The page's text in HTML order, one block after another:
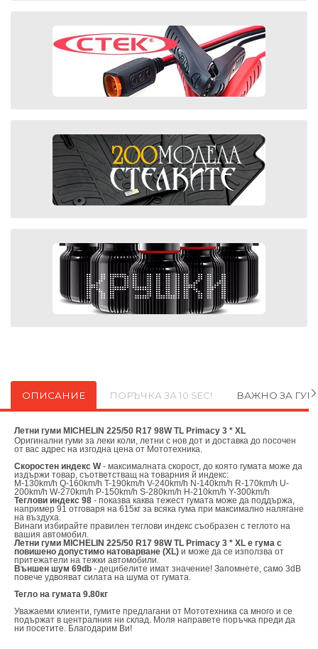
ОПИСАНИЕ ПОРЪЧКА ЗА 10 SEC! ВАЖНО ЗА
Летни гуми MICHELIN 225/50 R17 98W TL Primacy 3 * XL
Оригинални гуми за леки коли, летни с нов дот и доставка до посочен
от вас адрес на изгодна цена от Мототехника.
Скоростен индекс W- максималната скорост, до която гумата може да
издържи товар, съответстващ на товарния й индекс:
M-130km/h Q-160km/h T-190km/h V-240km/h N-140km/h R-170km/h U-
200km/h W-270km/h P-150km/h S-280km/h H-210km/h Y-300km/h
Теглови индекс 98 - показва каква тежест гумата може да поддържа,
например 91 отговаря на 615кг за всяка гума при максимално налягане
на въздуха.
Винаги избирайте правилен теглови индекс съобразен с теглото на
вашия автомобил.
Летни гуми MICHELIN 225/50 R17 98W TL Primacy 3 * XL е гума с
повишено допустимо натоварване (XL) и може да се използва от
притежатели на тежки автомобили.
Външен шум 69db - децибелите имат значение! Запомнете, само 3dB
повече удвояват силата на шума от гумата.
Тегло на гумата 9.80кг
Уважаеми клиенти, гумите предлагани от Мототехника са много и се
подържат в централния ни склад. Моля направете поръчка преди да
ни посетите. Благодарим Ви!